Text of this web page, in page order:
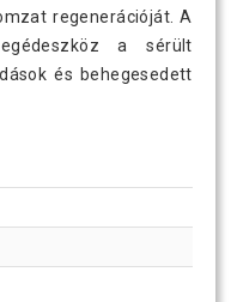
regenerációját. A
a sérült
és behegesedett